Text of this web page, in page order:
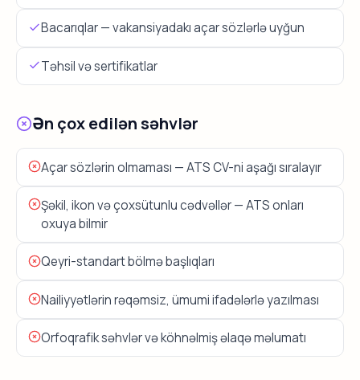
Bacarıqlar — vakansiyadakı açar sözlərlə uyğun
Təhsil və sertifikatlar
Ən çox edilən səhvlər
Açar sözlərin olmaması — ATS CV-ni aşağı sıralayır
Şəkil, ikon və çoxsütunlu cədvəllər — ATS onları
oxuya bilmir
Qeyri-standart bölmə başlıqları
Nailiyyətlərin rəqəmsiz, ümumi ifadələrlə yazılması
Orfoqrafik səhvlər və köhnəlmiş əlaqə məlumatı